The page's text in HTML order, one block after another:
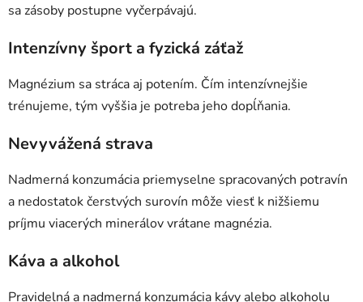
sa zásoby postupne vyčerpávajú.
Intenzívny šport a fyzická záťaž
Magnézium sa stráca aj potením. Čím intenzívnejšie
trénujeme, tým vyššia je potreba jeho dopĺňania.
Nevyvážená strava
Nadmerná konzumácia priemyselne spracovaných potravín
a nedostatok čerstvých surovín môže viesť k nižšiemu
príjmu viacerých minerálov vrátane magnézia.
Káva a alkohol
Pravidelná a nadmerná konzumácia kávy alebo alkoholu